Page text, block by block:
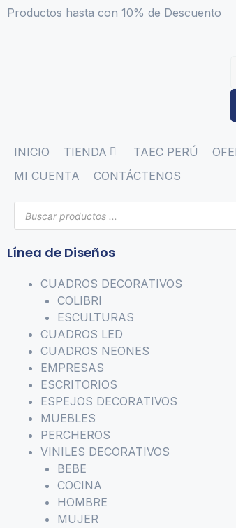
Productos hasta con 10% de Descuento
INICIO TIENDA TAEC PERÚ
MI CUENTA
CONTÁCTENOS
Línea de Diseños
CUADROS DECORATIVOS
COLIBRI
ESCULTURAS
CUADROS LED
CUADROS NEONES
EMPRESAS
ESCRITORIOS
ESPEJOS DECORATIVOS
MUEBLES
PERCHEROS
VINILES DECORATIVOS
BEBE
COCINA
HOMBRE
MUJER